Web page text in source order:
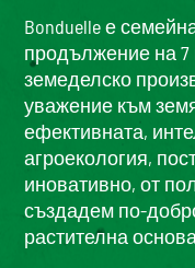
Bonduelle е
продължение на 7
земеделско
уважение към
ефективната,
агроекология,
иновативно, от
създадем по-
растителна